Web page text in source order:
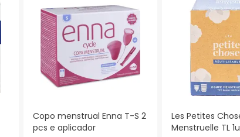
Copo menstrual Enna T-S 2
pcs e aplicador
Les Petites
Menstruelle TL